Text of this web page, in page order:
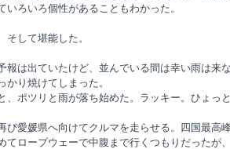
いろいろ個性があることもわかった。
そして堪能した。
報は出ていたけど、並んでいる間は幸い雨は来
かり焼けてしまった。
、ポツリと雨が落ち始めた。ラッキー。ひょっ
び愛媛県へ向けてクルマを走らせる。四国最
てロープウェーで中腹まで行くつもりだったが